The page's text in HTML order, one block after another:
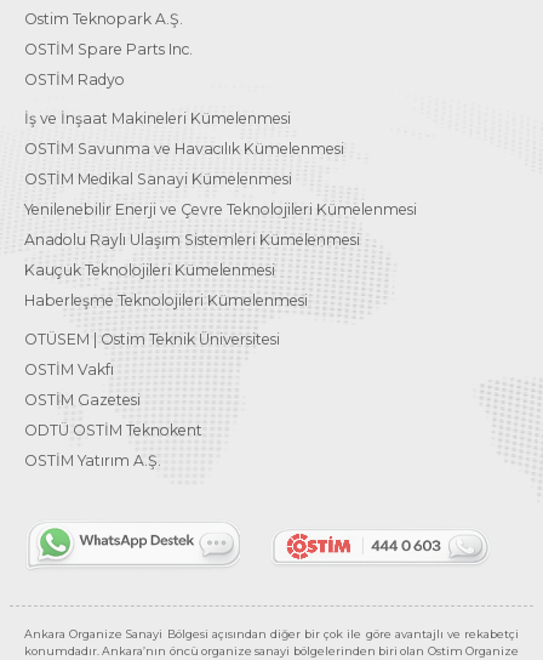
Ostim Teknopark A.Ş.
OSTİM Spare Parts Inc.
OSTİM Radyo
İş ve İnşaat Makineleri Kümelenmesi
OSTİM Savunma ve Havacılık Kümelenmesi
OSTİM Medikal Sanayi Kümelenmesi
Yenilenebilir Enerji ve Çevre Teknolojileri Kümelenmesi
Anadolu Raylı Ulaşım Sistemleri Kümelenmesi
Kauçuk Teknolojileri Kümelenmesi
Haberleşme Teknolojileri Kümelenmesi
OTÜSEM | Ostim Teknik Üniversitesi
OSTİM Vakfı
OSTİM Gazetesi
ODTÜ OSTİM Teknokent
OSTİM Yatırım A.Ş.
Ankara Organize Sanayi Bölgesi açısından diğer bir çok ile göre avantajlı ve rekabetçi
konumdadır. Ankara’nın öncü organize sanayi bölgelerinden biri olan Ostim Organize